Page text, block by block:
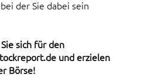
der Sie dabei sein
sich für den
und erzielen
Börse!